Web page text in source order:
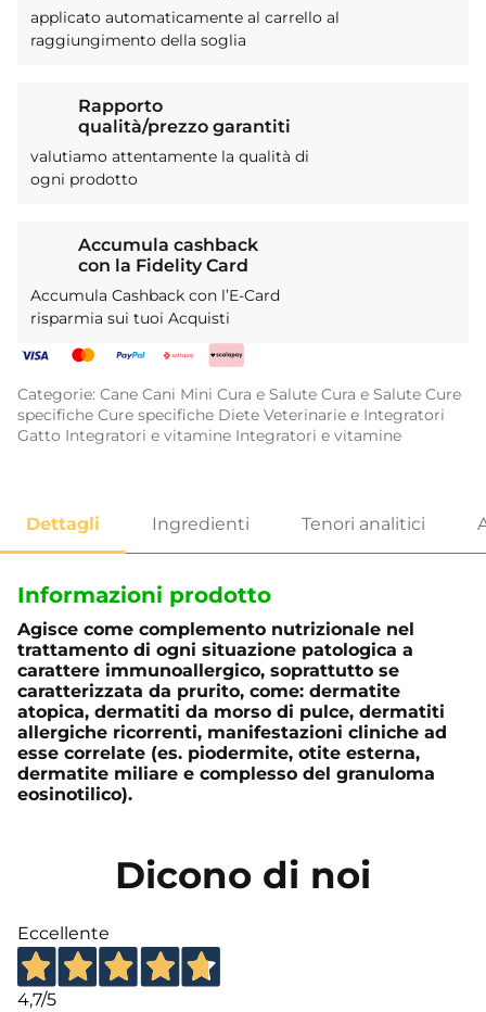
applicato automaticamente al carrello al
raggiungimento della soglia
Rapporto
qualità/prezzo garantiti
valutiamo attentamente la qualità di
ogni prodotto
Accumula cashback
con la Fidelity Card
Accumula Cashback con l’E-Card
risparmia sui tuoi Acquisti
Categorie: Cane Cani Mini Cura e Salute Cura e Salute Cure
specifiche Cure specifiche Diete Veterinarie e Integratori
Gatto Integratori e vitamine Integratori e vitamine
Informazioni prodotto
Agisce come complemento nutrizionale nel
trattamento di ogni situazione patologica a
carattere immunoallergico, soprattutto se
caratterizzata da prurito, come: dermatite
atopica, dermatiti da morso di pulce, dermatiti
allergiche ricorrenti, manifestazioni cliniche ad
esse correlate (es. piodermite, otite esterna,
dermatite miliare e complesso del granuloma
eosinotilico).
Dicono di noi
Eccellente
4,7/5